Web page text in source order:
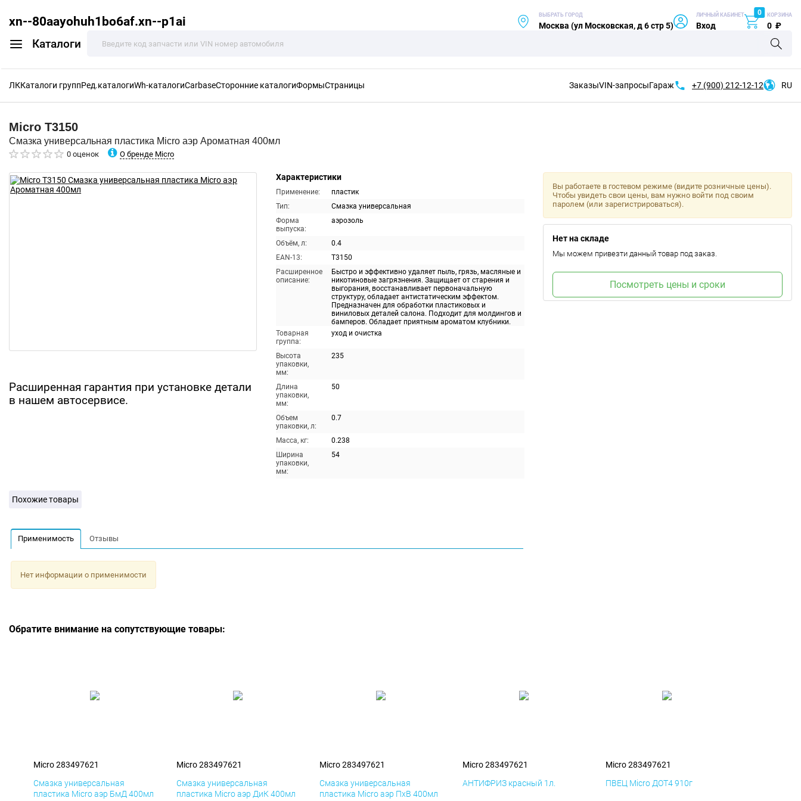
xn--80aayohuh1bo6af.xn--p1ai
Каталоги
ВЫБРАТЬ ГОРОД
Москва (ул Московская, д 6 стр 5)
ЛИЧНЫЙ КАБИНЕТ
Вход
0 КОРЗИНА
0 ₽
ЛККаталоги группРед.каталогиWh-каталогиCarbaseСторонние каталогиФормыСтраницы ЗаказыVIN-запросыГараж +7 (900) 212-12-12 RU
Micro T3150
Смазка универсальная пластика Micro аэр Ароматная 400мл
0 оценок О бренде Micro
Расширенная гарантия при установке детали
в нашем автосервисе.
Характеристики
Применение:
пластик
Тип:
Смазка универсальная
Форма
выпуска:
аэрозоль
Объём, л:
0.4
EAN-13:
T3150
Расширенное
описание:
Быстро и эффективно удаляет пыль, грязь, масляные и
никотиновые загрязнения. Защищает от старения и
выгорания, восстанавливает первоначальную
структуру, обладает антистатическим эффектом.
Предназначен для обработки пластиковых и
виниловых деталей салона. Подходит для молдингов и
бамперов. Обладает приятным ароматом клубники.
Товарная
группа:
уход и очистка
Высота
упаковки,
мм:
235
Длина
упаковки,
мм:
50
Объем
упаковки, л:
0.7
Масса, кг:
0.238
Ширина
упаковки,
мм:
54
Вы работаете в гостевом режиме (видите розничные цены).
Чтобы увидеть свои цены, вам нужно войти под своим
паролем (или зарегистрироваться).
Нет на складе
Мы можем привезти данный товар под заказ.
Посмотреть цены и сроки
Похожие товары
Применимость Отзывы
Нет информации о применимости
Обратите внимание на сопутствующие товары:
Micro 283497621
Смазка универсальная
пластика Micro аэр БмД 400мл
Micro 283497621
Смазка универсальная
пластика Micro аэр ДиК 400мл
Micro 283497621
Смазка универсальная
пластика Micro аэр ПхВ 400мл
Micro 283497621
АНТИФРИЗ красный 1л.
Micro 283497621
ПВЕЦ Micro ДОТ4 910г